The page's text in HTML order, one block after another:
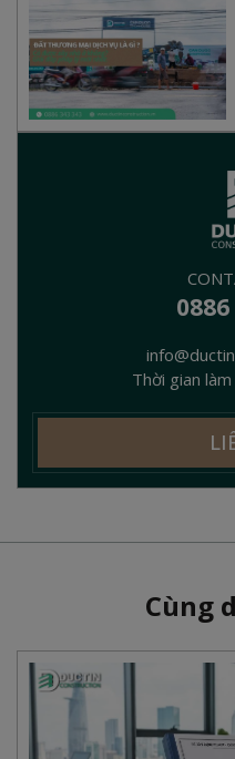
Thời gian
Cùng